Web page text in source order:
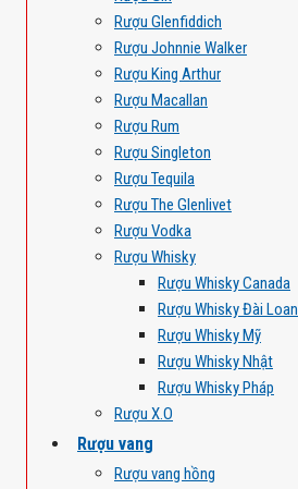
Rượu Glenfiddich
Rượu Johnnie Walker
Rượu King Arthur
Rượu Macallan
Rượu Rum
Rượu Singleton
Rượu Tequila
Rượu The Glenlivet
Rượu Vodka
Rượu Whisky
Rượu Whisky Canada
Rượu Whisky Đài Loan
Rượu Whisky Mỹ
Rượu Whisky Nhật
Rượu Whisky Pháp
Rượu X.O
Rượu vang
Rượu vang hồng